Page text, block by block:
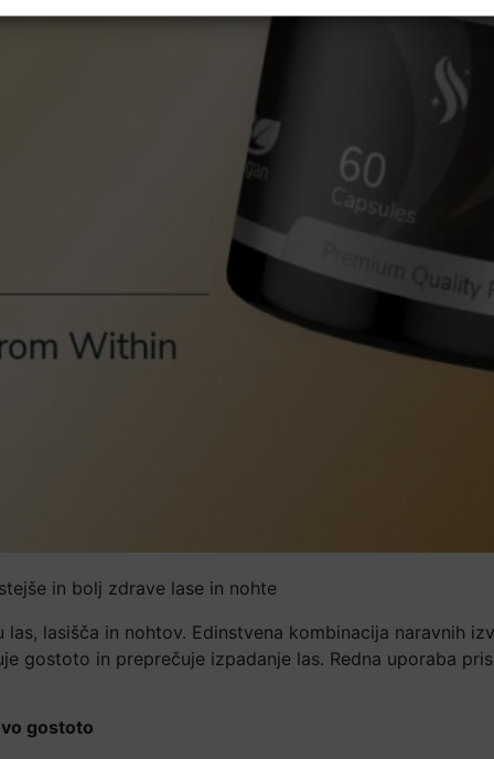
in bolj zdrave lase in nohte
lasišča in nohtov. Edinstvena kombinacija naravnih
gostoto in preprečuje izpadanje las. Redna uporaba
gostoto